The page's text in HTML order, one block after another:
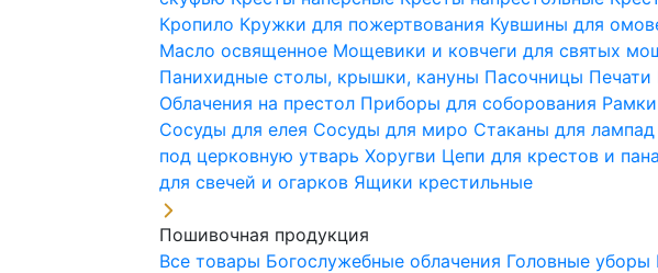
Кропило Кружки для пожертвования Кувшины для
Масло освященное Мощевики и ковчеги для святых
Панихидные столы, крышки, кануны Пасочницы Печати
Облачения на престол Приборы для соборования
Сосуды для елея Сосуды для миро Стаканы для лампад
под церковную утварьХоругви Цепи для крестов и
для свечей и огарков Ящики крестильные
Пошивочная продукция
Все товары Богослужебные облачения Головные уборы